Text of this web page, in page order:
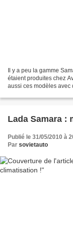
Il y a peu la gamme
étaient produites chez
aussi ces modèles avec
Lada Samara :
Publié le 31/05/2010 à
Par sovietauto